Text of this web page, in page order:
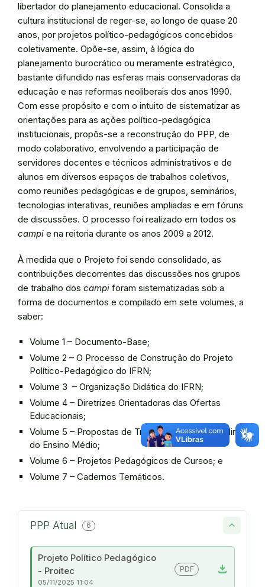
libertador do planejamento educacional. Consolida a
cultura institucional de reger-se, ao longo de quase 20
anos, por projetos político-pedagógicos concebidos
coletivamente. Opõe-se, assim, à lógica do
planejamento burocrático ou meramente estratégico,
bastante difundido nas esferas mais conservadoras da
educação e nas reformas neoliberais dos anos 1990.
Com esse propósito e com o intuito de sistematizar as
orientações para as ações político-pedagógica
institucionais, propôs-se a reconstrução do PPP, de
modo colaborativo, envolvendo a participação de
servidores docentes e técnicos administrativos e de
alunos em diversos espaços de trabalhos coletivos,
como reuniões pedagógicas e de grupos, seminários,
tecnologias interativas, reuniões ampliadas e em fóruns
de discussões. O processo foi realizado em todos os
campi e na reitoria durante os anos 2009 a 2012.
À medida que o Projeto foi sendo consolidado, as
contribuições decorrentes das discussões nos grupos
de trabalho dos campi foram sistematizadas sob a
forma de documentos e compilado em sete volumes, a
saber:
Volume 1 – Documento-Base;
Volume 2 – O Processo de Construção do Projeto
Político-Pedagógico do IFRN;
Volume 3 – Organização Didática do IFRN;
Volume 4 – Diretrizes Orientadoras das Ofertas
Educacionais;
Volume 5 – Propostas de Trabalho para as Disciplinas
do Ensino Médio;
Volume 6 – Projetos Pedagógicos de Cursos; e
Volume 7 – Cadernos Temáticos.
PPP Atual 6
Projeto Político Pedagógico
- Proitec
download
PDF
05/11/2025 11:04